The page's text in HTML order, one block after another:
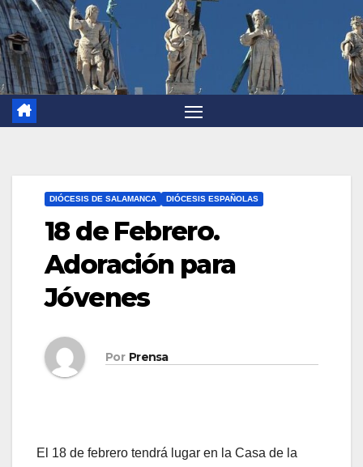
DIÓCESIS DE SALAMANCA DIÓCESIS ESPAÑOLAS
18 de Febrero.
Adoración para
Jóvenes
Por Prensa
El 18 de febrero tendrá lugar en la Casa de la